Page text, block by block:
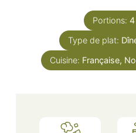
Portions: 4
Type de plat:
Cuisine: Française,